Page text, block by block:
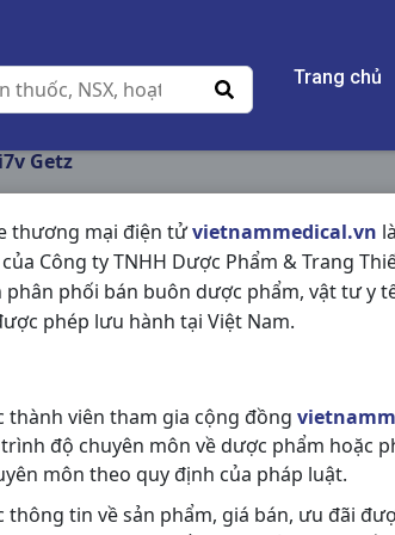
Trang chủ
thương mại điện tửvietnammedical.vn
Công ty TNHH Dược Phẩm & Trang
phân phối bán buôn dược phẩm, vật tư y
phép lưu hành tại Việt Nam.
thành viên tham gia cộng đồng
độ chuyên môn về dược phẩm hoặc
môn theo quy định của pháp luật.
thông tin về sản phẩm, giá bán, ưu đãi
Getz
MONTIGET
NSX:Getz
Chia sẻ qua mạng xã hội: